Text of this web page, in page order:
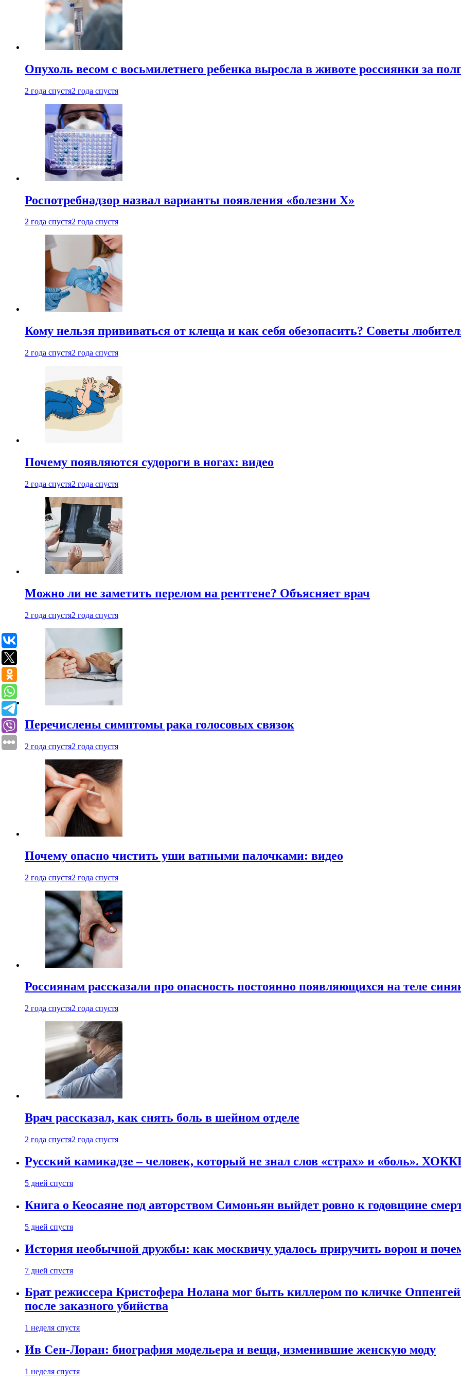
Опухоль весом с восьмилетнего ребенка выросла в животе россиянки за
2 года спустя2 года спустя
Роспотребнадзор назвал варианты появления «болезни Х»
2 года спустя2 года спустя
Кому нельзя прививаться от клеща и как себя обезопасить? Советы
2 года спустя2 года спустя
Почему появляются судороги в ногах: видео
2 года спустя2 года спустя
Можно ли не заметить перелом на рентгене? Объясняет врач
2 года спустя2 года спустя
Перечислены симптомы рака голосовых связок
2 года спустя2 года спустя
Почему опасно чистить уши ватными палочками: видео
2 года спустя2 года спустя
Россиянам рассказали про опасность постоянно появляющихся на теле
2 года спустя2 года спустя
Врач рассказал, как снять боль в шейном отделе
2 года спустя2 года спустя
Русский камикадзе – человек, который не знал слов «страх» и «боль».
5 дней спустя
Книга о Кеосаяне под авторством Симоньян выйдет ровно к годовщине
5 дней спустя
История необычной дружбы: как москвичу удалось приручить ворон и
7 дней спустя
Брат режиссера Кристофера Нолана мог быть киллером по кличке
после заказного убийства
1 неделя спустя
Ив Сен-Лоран: биография модельера и вещи, изменившие женскую моду
1 неделя спустя